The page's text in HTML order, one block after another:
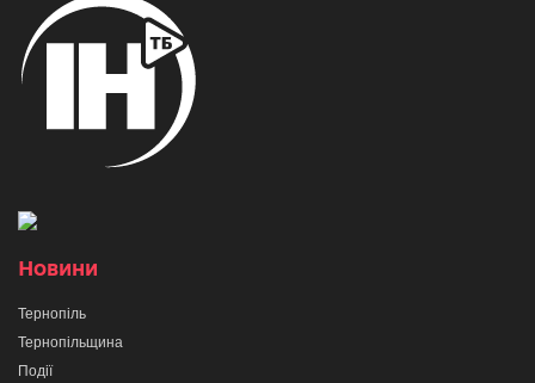
Новини
Тернопіль
Тернопільщина
Події